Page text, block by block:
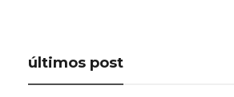
últimos post